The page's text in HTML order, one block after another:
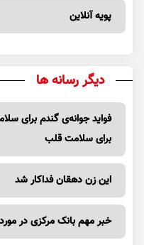
پویه آنلاین
دیگر رسانه ها
فواید جوانه‌ی گندم برای
برای سلامت قلب
این زن دهقان فداکار شد
خبر مهم بانک مرکزی در